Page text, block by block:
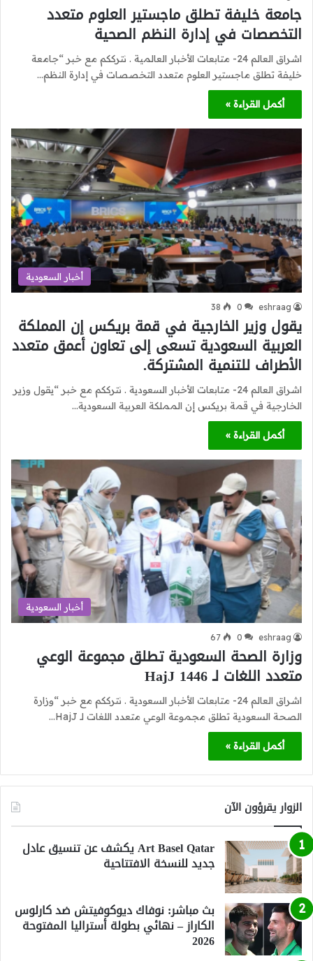
جامعة خليفة تطلق ماجستير العلوم متعدد
التخصصات في إدارة النظم الصحية
اشراق العالم 24- متابعات الأخبار العالمية . نترككم مع خبر “جامعة
خليفة تطلق ماجستير العلوم متعدد التخصصات في إدارة النظم…
أكمل القراءة »
أخبار السعودية
eshraag
0
38
يقول وزير الخارجية في قمة بريكس إن المملكة
العربية السعودية تسعى إلى تعاون أعمق متعدد
الأطراف للتنمية المشتركة.
اشراق العالم 24- متابعات الأخبار السعودية . نترككم مع خبر “يقول وزير
الخارجية في قمة بريكس إن المملكة العربية السعودية…
أكمل القراءة »
أخبار السعودية
eshraag
0
67
وزارة الصحة السعودية تطلق مجموعة الوعي
متعدد اللغات لـ HajJ 1446
اشراق العالم 24- متابعات الأخبار السعودية . نترككم مع خبر “وزارة
الصحة السعودية تطلق مجموعة الوعي متعدد اللغات لـ HajJ…
أكمل القراءة »
الزوار يقرؤون الآن
Art Basel Qatar يكشف عن تنسيق عادل
جديد للنسخة الافتتاحية
بث مباشر: نوفاك ديوكوفيتش ضد كارلوس
الكاراز – نهائي بطولة أستراليا المفتوحة
2026